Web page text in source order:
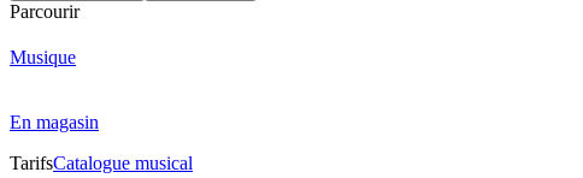
Parcourir
Musique
En magasin
TarifsCatalogue musical